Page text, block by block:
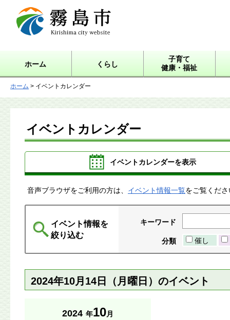
霧島市 Kirishima city
website
ホーム くらし
子育て
健康・福祉
ホーム > イベントカレンダー
イベントカレンダー
イベントカレンダーを表示
音声ブラウザをご利用の方は、 イベント情報一覧をご覧くだ
イベント情報を
絞り込む
キーワード
分類 催し
2024年10月14日（月曜日）のイベント
2024 年10月